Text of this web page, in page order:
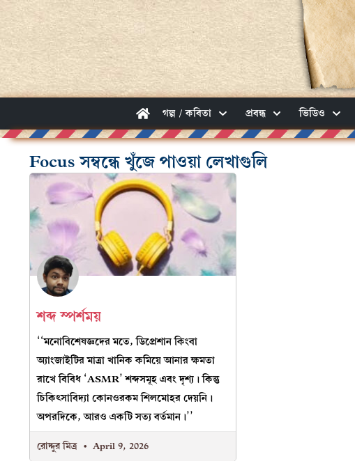
গল্প / কবিতা প্রবন্ধ ভিডিও
Focus সম্বন্ধে খুঁজে পাওয়া লেখাগুলি
শব্দ স্পর্শময়
‘‘মনোবিশেষজ্ঞদের মতে, ডিপ্রেশান কিংবা
অ্যাংজাইটির মাত্রা খানিক কমিয়ে আনার ক্ষমতা
রাখে বিবিধ ‘ASMR’ শব্দসমূহ এবং দৃশ্য। কিন্তু
চিকিৎসাবিদ্যা কোনওরকম শিলমোহর দেয়নি।
অপরদিকে, আরও একটি সত্য বর্তমান।’’
রোদ্দুর মিত্র
April 9, 2026